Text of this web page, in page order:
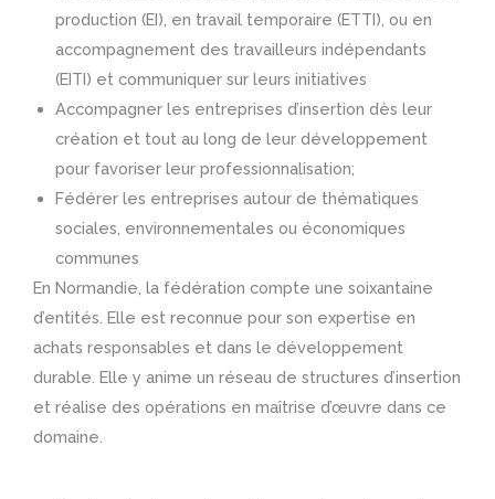
production (EI), en travail temporaire (ETTI), ou en
accompagnement des travailleurs indépendants
(EITI) et communiquer sur leurs initiatives
Accompagner les entreprises d’insertion dès leur
création et tout au long de leur développement
pour favoriser leur professionnalisation;
Fédérer les entreprises autour de thématiques
sociales, environnementales ou économiques
communes
En Normandie, la fédération compte une soixantaine
d’entités. Elle est reconnue pour son expertise en
achats responsables et dans le développement
durable. Elle y anime un réseau de structures d’insertion
et réalise des opérations en maîtrise d’œuvre dans ce
domaine.